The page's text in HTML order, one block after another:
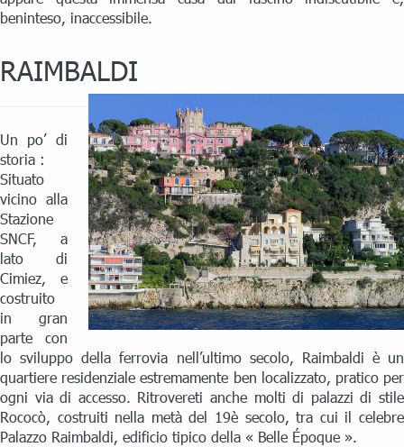
beninteso, inaccessibile.
RAIMBALDI
Un po’ di
storia :
Situato
vicino alla
Stazione
SNCF, a
lato di
Cimiez, e
costruito
in gran
parte con
lo sviluppo della ferrovia nell’ultimo secolo, Raimbaldi è un
quartiere residenziale estremamente ben localizzato, pratico per
ogni via di accesso. Ritrovereti anche molti di palazzi di stile
Rococò, costruiti nella metà del 19è secolo, tra cui il celebre
Palazzo Raimbaldi, edificio tipico della « Belle Époque ».